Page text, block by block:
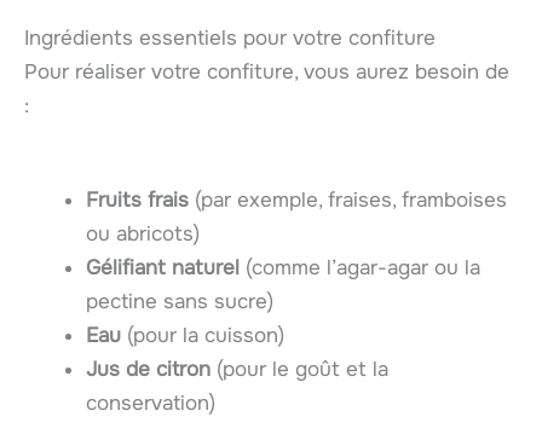
Ingrédients essentiels pour votre confiture
Pour réaliser votre confiture, vous aurez besoin de
:
Fruits frais (par exemple, fraises, framboises
ou abricots)
Gélifiant naturel (comme l’agar-agar ou la
pectine sans sucre)
Eau (pour la cuisson)
Jus de citron (pour le goût et la
conservation)